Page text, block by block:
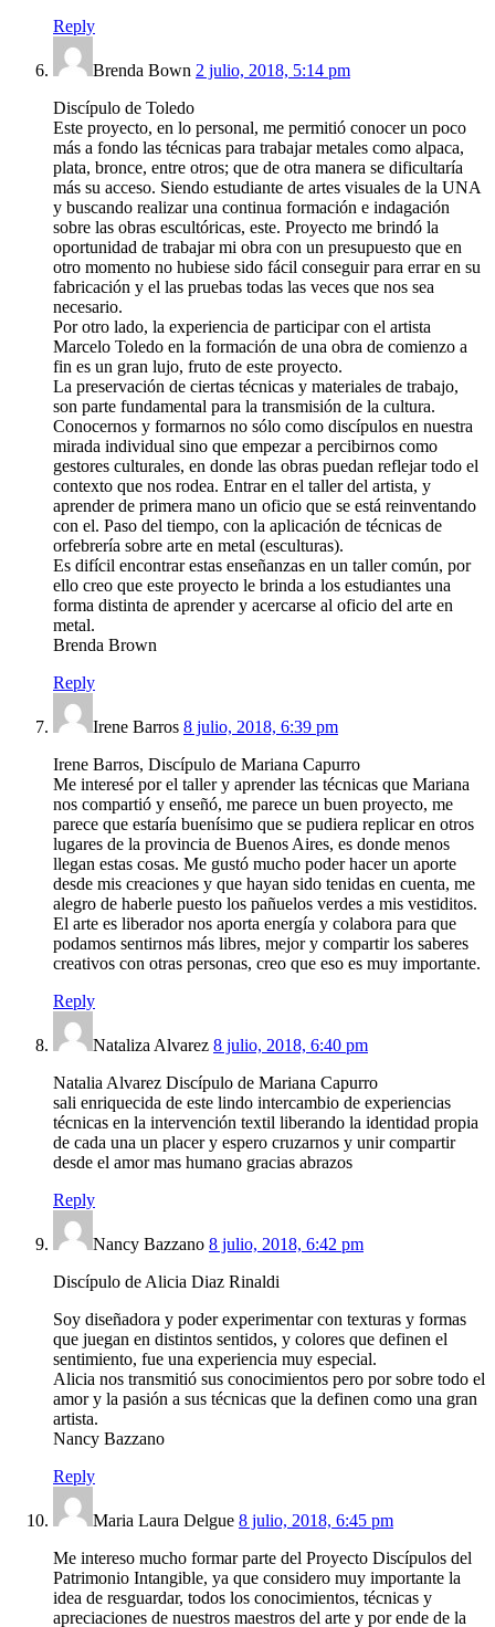
Reply
Brenda Bown 2 julio, 2018, 5:14 pm
Discípulo de Toledo
Este proyecto, en lo personal, me permitió conocer un poco
más a fondo las técnicas para trabajar metales como alpaca,
plata, bronce, entre otros; que de otra manera se dificultaría
más su acceso. Siendo estudiante de artes visuales de la UNA
y buscando realizar una continua formación e indagación
sobre las obras escultóricas, este. Proyecto me brindó la
oportunidad de trabajar mi obra con un presupuesto que en
otro momento no hubiese sido fácil conseguir para errar en su
fabricación y el las pruebas todas las veces que nos sea
necesario.
Por otro lado, la experiencia de participar con el artista
Marcelo Toledo en la formación de una obra de comienzo a
fin es un gran lujo, fruto de este proyecto.
La preservación de ciertas técnicas y materiales de trabajo,
son parte fundamental para la transmisión de la cultura.
Conocernos y formarnos no sólo como discípulos en nuestra
mirada individual sino que empezar a percibirnos como
gestores culturales, en donde las obras puedan reflejar todo el
contexto que nos rodea. Entrar en el taller del artista, y
aprender de primera mano un oficio que se está reinventando
con el. Paso del tiempo, con la aplicación de técnicas de
orfebrería sobre arte en metal (esculturas).
Es difícil encontrar estas enseñanzas en un taller común, por
ello creo que este proyecto le brinda a los estudiantes una
forma distinta de aprender y acercarse al oficio del arte en
metal.
Brenda Brown
Reply
Irene Barros 8 julio, 2018, 6:39 pm
Irene Barros, Discípulo de Mariana Capurro
Me interesé por el taller y aprender las técnicas que Mariana
nos compartió y enseñó, me parece un buen proyecto, me
parece que estaría buenísimo que se pudiera replicar en otros
lugares de la provincia de Buenos Aires, es donde menos
llegan estas cosas. Me gustó mucho poder hacer un aporte
desde mis creaciones y que hayan sido tenidas en cuenta, me
alegro de haberle puesto los pañuelos verdes a mis vestiditos.
El arte es liberador nos aporta energía y colabora para que
podamos sentirnos más libres, mejor y compartir los saberes
creativos con otras personas, creo que eso es muy importante.
Reply
Nataliza Alvarez 8 julio, 2018, 6:40 pm
Natalia Alvarez Discípulo de Mariana Capurro
sali enriquecida de este lindo intercambio de experiencias
técnicas en la intervención textil liberando la identidad propia
de cada una un placer y espero cruzarnos y unir compartir
desde el amor mas humano gracias abrazos
Reply
Nancy Bazzano 8 julio, 2018, 6:42 pm
Discípulo de Alicia Diaz Rinaldi
Soy diseñadora y poder experimentar con texturas y formas
que juegan en distintos sentidos, y colores que definen el
sentimiento, fue una experiencia muy especial.
Alicia nos transmitió sus conocimientos pero por sobre todo el
amor y la pasión a sus técnicas que la definen como una gran
artista.
Nancy Bazzano
Reply
Maria Laura Delgue 8 julio, 2018, 6:45 pm
Me intereso mucho formar parte del Proyecto Discípulos del
Patrimonio Intangible, ya que considero muy importante la
idea de resguardar, todos los conocimientos, técnicas y
apreciaciones de nuestros maestros del arte y por ende de la